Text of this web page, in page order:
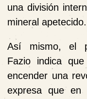
una división
mineral apetecido.
Así mismo, el
Fazio indica
encender una
expresa que en